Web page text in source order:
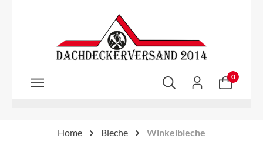
Zum Hauptinhalt springen
0
Home Bleche Winkelbleche